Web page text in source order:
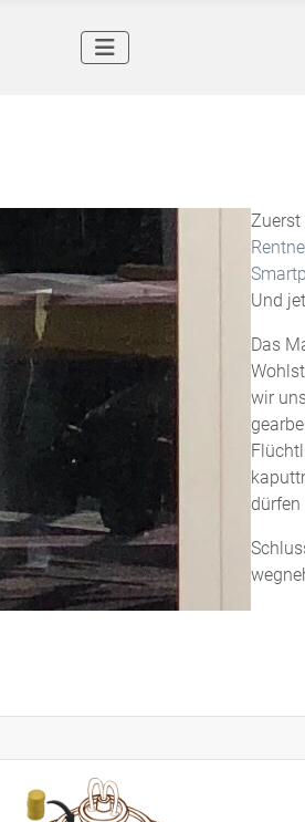
Zuerst
Und
Das
wir